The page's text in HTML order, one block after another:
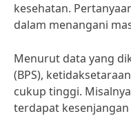
kesehatan.
dalam menangani
Menurut data yang
(BPS),
cukup tinggi.
terdapat